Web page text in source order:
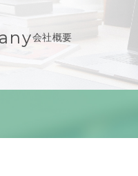
会社概要